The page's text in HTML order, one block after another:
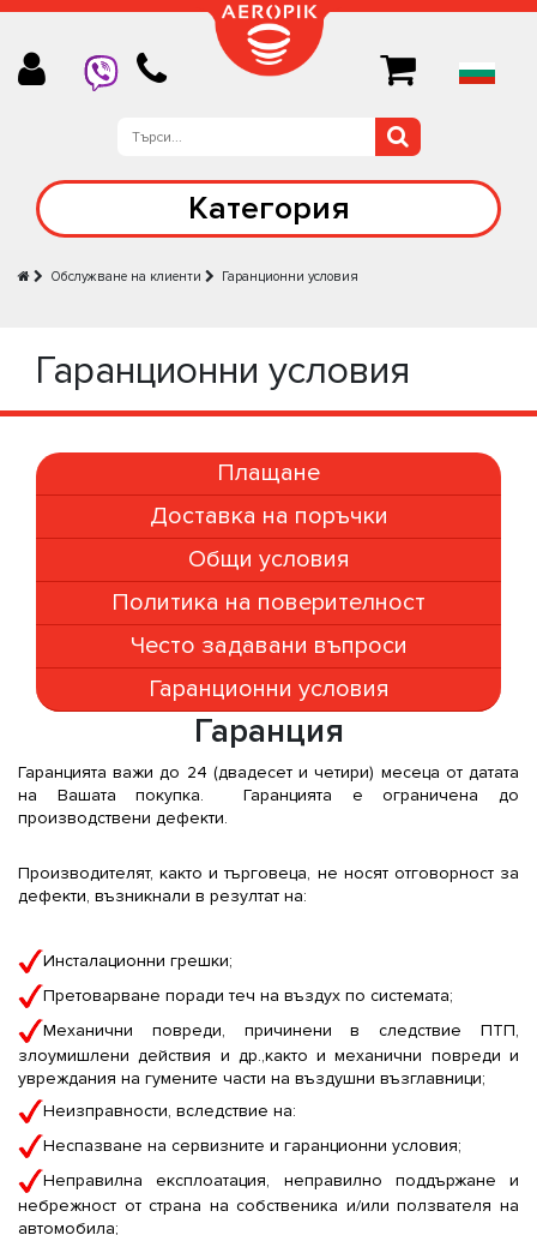
Категория
Обслужване на клиенти Гаранционни условия
Гаранционни условия
Плащане
Доставка на поръчки
Общи условия
Политика на поверителност
Често задавани въпроси
Гаранционни условия
Гаранция
Гаранцията важи до 24 (двадесет и четири) месеца от датата
на Вашата покупка. Гаранцията е ограничена до
производствени дефекти.
Производителят, както и търговеца, не носят отговорност за
дефекти, възникнали в резултат на:
Инсталационни грешки;
Претоварване поради теч на въздух по системата;
Механични повреди, причинени в следствие ПТП,
злоумишлени действия и др.,както и механични повреди и
увреждания на гумените части на въздушни възглавници;
Неизправности, вследствие на:
Неспазване на сервизните и гаранционни условия;
Неправилна експлоатация, неправилно поддържане и
небрежност от страна на собственика и/или ползвателя на
автомобила;